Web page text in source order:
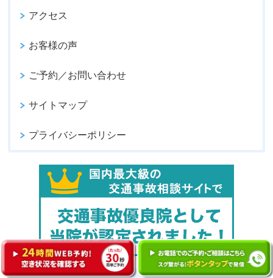
アクセス
お客様の声
ご予約／お問い合わせ
サイトマップ
プライバシーポリシー